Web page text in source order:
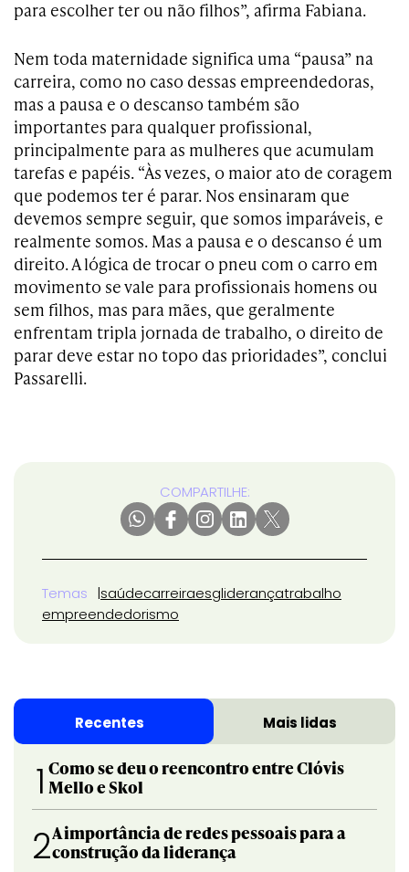
para escolher ter ou não filhos”, afirma Fabiana.
Nem toda maternidade significa uma “pausa” na
carreira, como no caso dessas empreendedoras,
mas a pausa e o descanso também são
importantes para qualquer profissional,
principalmente para as mulheres que acumulam
tarefas e papéis. “Às vezes, o maior ato de coragem
que podemos ter é parar. Nos ensinaram que
devemos sempre seguir, que somos imparáveis, e
realmente somos. Mas a pausa e o descanso é um
direito. A lógica de trocar o pneu com o carro em
movimento se vale para profissionais homens ou
sem filhos, mas para mães, que geralmente
enfrentam tripla jornada de trabalho, o direito de
parar deve estar no topo das prioridades”, conclui
Passarelli.
COMPARTILHE:
Temas saúdecarreiraesgliderançatrabalho
empreendedorismo
Recentes Mais lidas
1 Como se deu o reencontro entre Clóvis
Mello e Skol
2A importância de redes pessoais para a
construção da liderança